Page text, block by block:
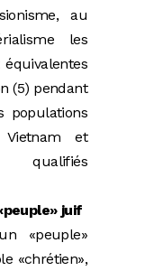
au
les
(5) pendant
populations
Vietnam et
qualifiés
juif
«peuple»
«chrétien»,